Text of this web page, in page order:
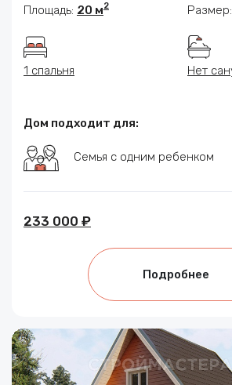
Площадь: 20 м2 Размер:
1 спальня Нет
Дом подходит для:
Семья с одним ребенком
233 000 ₽
Подробнее